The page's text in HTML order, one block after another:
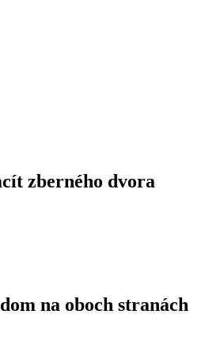
zberného dvora
na oboch stranách